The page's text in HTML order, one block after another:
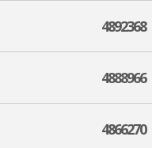
4892368
4888966
4866270